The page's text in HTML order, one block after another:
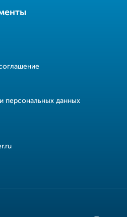
персональных данных